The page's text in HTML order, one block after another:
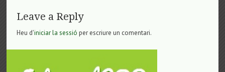
Leave a Reply
Heu d'iniciar la sessió per escriure un comentari.